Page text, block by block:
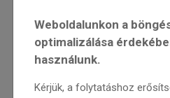
Weboldalunkon a
optimalizálása
használunk.
Kérjük, a folytatáshoz